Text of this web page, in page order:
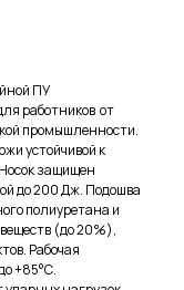
ПУ
работников от
промышленности.
устойчивой к
защищен
до 200 Дж. Подошва
полиуретана и
(до 20%),
Рабочая
+85°С.